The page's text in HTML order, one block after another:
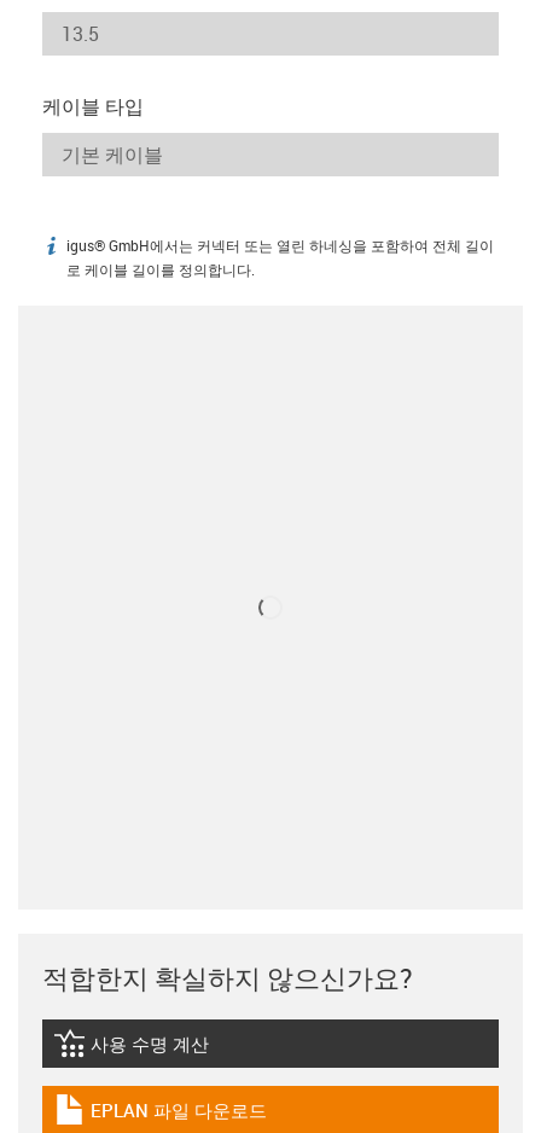
케이블 타입
igus-icon-info
igus® GmbH에서는 커넥터 또는 열린 하네싱을 포함하여 전체 길이
로 케이블 길이를 정의합니다.
적합한지 확실하지 않으신가요?
igus-icon-lebensdauerrechner
사용 수명 계산
igus-icon-download-plan
EPLAN 파일 다운로드